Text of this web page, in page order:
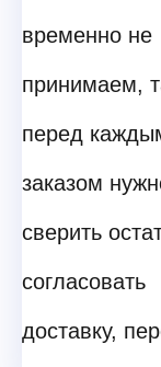
временно не
принимаем,
перед
заказом
сверить
согласовать
доставку,